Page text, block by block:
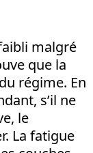
malgré
que la
régime. En
s’il ne
le
La fatigue